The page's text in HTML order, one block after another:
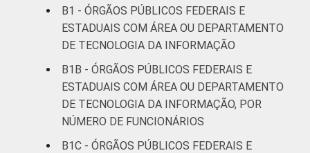
Pesquisa sobre o uso das tecnologias de
informação e comunicação no setor público
brasileiro - TIC Governo Eletrônico 2019.
B1 - ÓRGÃOS PÚBLICOS FEDERAIS E
ESTADUAIS COM ÁREA OU DEPARTAMENTO
DE TECNOLOGIA DA INFORMAÇÃO
B1B - ÓRGÃOS PÚBLICOS FEDERAIS E
ESTADUAIS COM ÁREA OU DEPARTAMENTO
DE TECNOLOGIA DA INFORMAÇÃO, POR
NÚMERO DE FUNCIONÁRIOS
B1C - ÓRGÃOS PÚBLICOS FEDERAIS E